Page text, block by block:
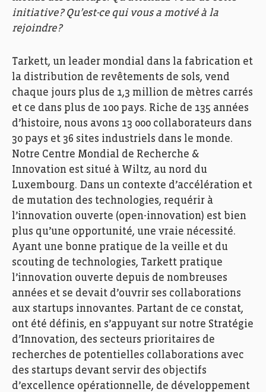
initiative ? Qu’est-ce qui vous a motivé à la
rejoindre ?
Tarkett, un leader mondial dans la fabrication et
la distribution de revêtements de sols, vend
chaque jours plus de 1,3 million de mètres carrés
et ce dans plus de 100 pays. Riche de 135 années
d’histoire, nous avons 13 000 collaborateurs dans
30 pays et 36 sites industriels dans le monde.
Notre Centre Mondial de Recherche &
Innovation est situé à Wiltz, au nord du
Luxembourg. Dans un contexte d’accélération et
de mutation des technologies, requérir à
l’innovation ouverte (open-innovation) est bien
plus qu’une opportunité, une vraie nécessité.
Ayant une bonne pratique de la veille et du
scouting de technologies, Tarkett pratique
l’innovation ouverte depuis de nombreuses
années et se devait d’ouvrir ses collaborations
aux startups innovantes. Partant de ce constat,
ont été définis, en s’appuyant sur notre Stratégie
d’Innovation, des secteurs prioritaires de
recherches de potentielles collaborations avec
des startups devant servir des objectifs
d’excellence opérationnelle, de développement